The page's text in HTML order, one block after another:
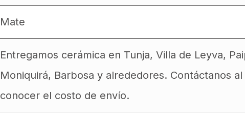
Mate
Entregamos cerámica en Tunja, Villa de Leyva,
Moniquirá, Barbosa y alrededores. Contáctanos
conocer el costo de envío.